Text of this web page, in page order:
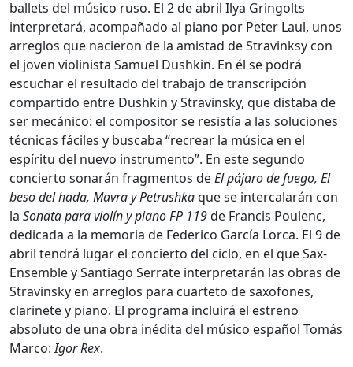
ballets del músico ruso. El 2 de abril Ilya Gringolts
interpretará, acompañado al piano por Peter Laul, unos
arreglos que nacieron de la amistad de Stravinksy con
el joven violinista Samuel Dushkin. En él se podrá
escuchar el resultado del trabajo de transcripción
compartido entre Dushkin y Stravinsky, que distaba de
ser mecánico: el compositor se resistía a las soluciones
técnicas fáciles y buscaba “recrear la música en el
espíritu del nuevo instrumento”. En este segundo
concierto sonarán fragmentos deEl pájaro de fuego, El
beso del hada, Mavra y Petrushkaque se intercalarán con
la Sonata para violín y piano FP 119de Francis Poulenc,
dedicada a la memoria de Federico García Lorca. El 9 de
abril tendrá lugar el concierto del ciclo, en el que Sax-
Ensemble y Santiago Serrate interpretarán las obras de
Stravinsky en arreglos para cuarteto de saxofones,
clarinete y piano. El programa incluirá el estreno
absoluto de una obra inédita del músico español Tomás
Marco:Igor Rex.